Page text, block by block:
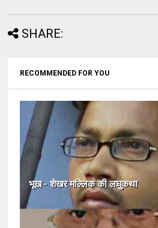
SHARE:
RECOMMENDED FOR YOU
भूख - शेखर मल्लिक की लघुकथा